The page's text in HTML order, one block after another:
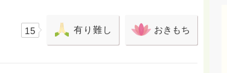
15 有り難し おきもち